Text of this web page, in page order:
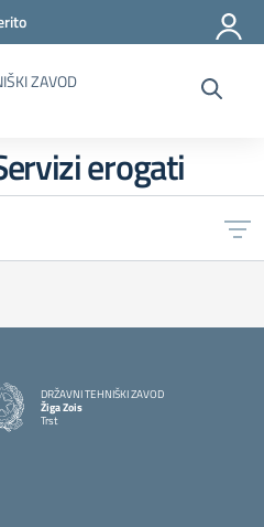
ZAVOD
erogati
DRŽAVNI TEHNIŠKI ZAVOD
Žiga Zois
Trst